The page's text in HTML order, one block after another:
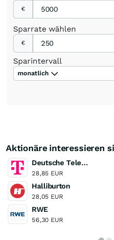
€
Sparrate wählen
€
Sparintervall
monatlich
Aktionäre interessieren
Deutsche Telekom
28,85 EUR
Halliburton
28,05 EUR
RWE
56,30 EUR